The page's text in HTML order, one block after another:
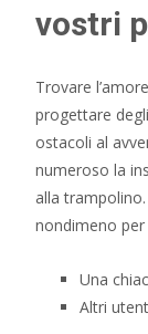
vostri
Trovare
progettare
ostacoli al
numeroso la
alla
nondimeno
Una
Altri